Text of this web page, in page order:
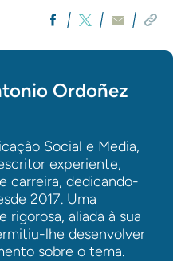
Ordoñez
Social e Media,
experiente,
carreira, dedicando-
2017. Uma
rigorosa, aliada à sua
lhe desenvolver
sobre o tema.